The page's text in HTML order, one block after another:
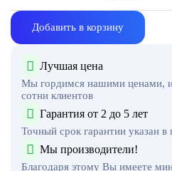
Добавить в корзину
Лучшая цена
Мы гордимся нашими ценами,
сотни клиентов
Гарантия от 2 до 5 лет
Точный срок гарантии указан в
Мы производители!
Благодаря этому Вы имеете